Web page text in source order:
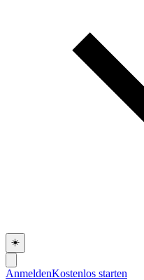
☀️
AnmeldenKostenlos starten